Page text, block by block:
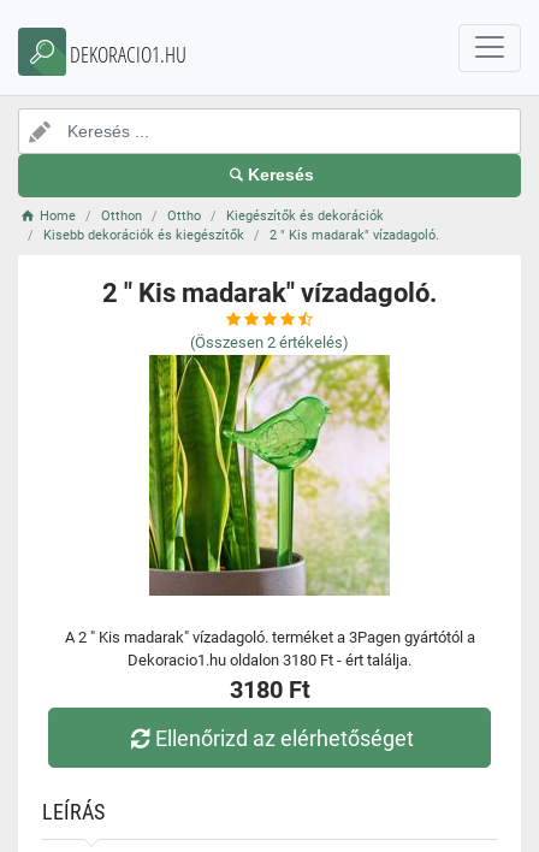
DEKORACIO1.HU
Keresés
Home Otthon Ottho
Kiegészítők és dekorációk
Kisebb dekorációk és kiegészítők
2 " Kis madarak" vízadagoló.
2 " Kis madarak" vízadagoló.
(Összesen 2 értékelés)
A 2 " Kis madarak" vízadagoló. terméket a 3Pagen gyártótól a
Dekoracio1.hu oldalon 3180 Ft - ért találja.
3180 Ft
Ellenőrizd az elérhetőséget
LEÍRÁS